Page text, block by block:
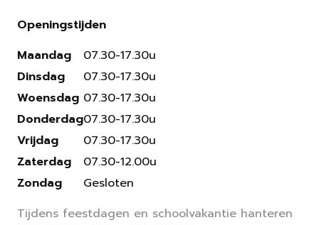
Openingstijden
Maandag
Dinsdag
Woensdag
Donderdag
Vrijdag
Zaterdag
Zondag
07.30-17.30u
07.30-17.30u
07.30-17.30u
07.30-17.30u
07.30-17.30u
07.30-12.00u
Gesloten
Tijdens feestdagen en schoolvakantie hanteren